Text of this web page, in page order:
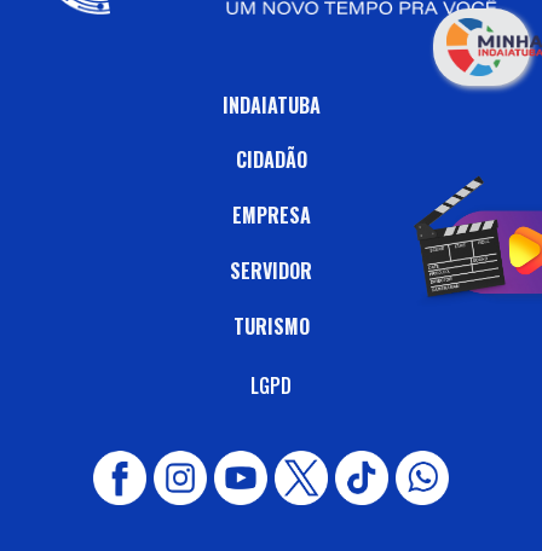
INDAIATUBA
CIDADÃO
EMPRESA
SERVIDOR
TURISMO
LGPD